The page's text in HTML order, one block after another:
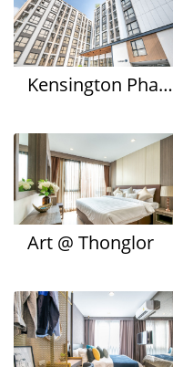
Kensington Phaholyothin 63
Art @ Thonglor